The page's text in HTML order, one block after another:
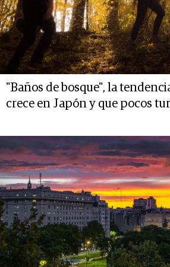
"Baños de bosque", la
crece en Japón y que pocos